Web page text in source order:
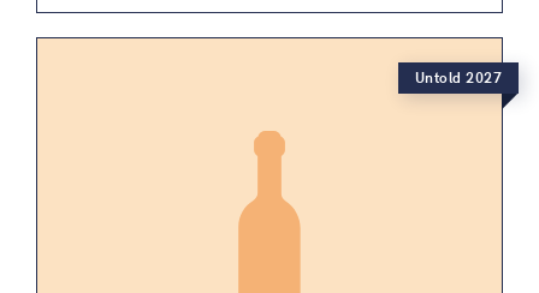
Untold 2027